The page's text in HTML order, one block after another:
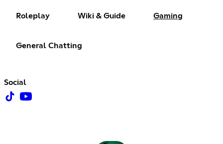
Roleplay Wiki & Guide Gaming
General Chatting
Social